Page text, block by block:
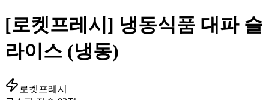
[로켓프레시] 냉동식품 대파 슬
라이스 (냉동)
로켓프레시